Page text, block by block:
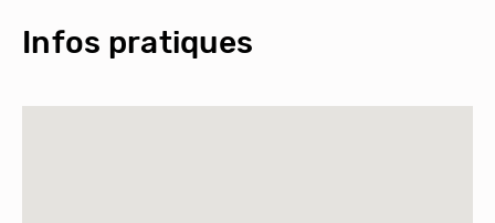
Infos pratiques